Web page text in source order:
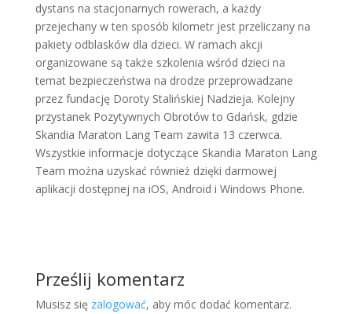
dystans na stacjonarnych rowerach, a każdy
przejechany w ten sposób kilometr jest przeliczany na
pakiety odblasków dla dzieci. W ramach akcji
organizowane są także szkolenia wśród dzieci na
temat bezpieczeństwa na drodze przeprowadzane
przez fundację Doroty Stalińskiej Nadzieja. Kolejny
przystanek Pozytywnych Obrotów to Gdańsk, gdzie
Skandia Maraton Lang Team zawita 13 czerwca.
Wszystkie informacje dotyczące Skandia Maraton Lang
Team można uzyskać również dzięki darmowej
aplikacji dostępnej na iOS, Android i Windows Phone.
Prześlij komentarz
Musisz się zalogować, aby móc dodać komentarz.